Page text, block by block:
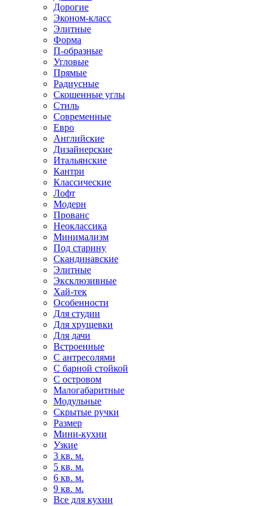
Дорогие
Эконом-класс
Элитные
Форма
П-образные
Угловые
Прямые
Радиусные
Скошенные углы
Стиль
Современные
Евро
Английские
Дизайнерские
Итальянские
Кантри
Классические
Лофт
Модерн
Прованс
Неоклассика
Минимализм
Под старину
Скандинавские
Элитные
Эксклюзивные
Хай-тек
Особенности
Для студии
Для хрущевки
Для дачи
Встроенные
С антресолями
С барной стойкой
С островом
Малогабаритные
Модульные
Скрытые ручки
Размер
Мини-кухни
Узкие
3 кв. м.
5 кв. м.
6 кв. м.
9 кв. м.
Все для кухни